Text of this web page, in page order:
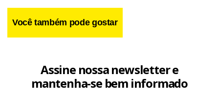
Você também pode gostar
Assine nossa newsletter e
mantenha-se bem informado